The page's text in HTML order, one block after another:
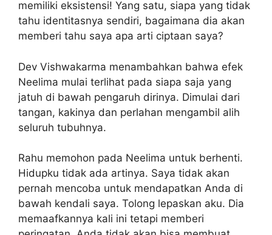
memiliki eksistensi! Yang satu, siapa yang tidak
tahu identitasnya sendiri, bagaimana dia akan
memberi tahu saya apa arti ciptaan saya?
Dev Vishwakarma menambahkan bahwa efek
Neelima mulai terlihat pada siapa saja yang
jatuh di bawah pengaruh dirinya. Dimulai dari
tangan, kakinya dan perlahan mengambil alih
seluruh tubuhnya.
Rahu memohon pada Neelima untuk berhenti.
Hidupku tidak ada artinya. Saya tidak akan
pernah mencoba untuk mendapatkan Anda di
bawah kendali saya. Tolong lepaskan aku. Dia
memaafkannya kali ini tetapi memberi